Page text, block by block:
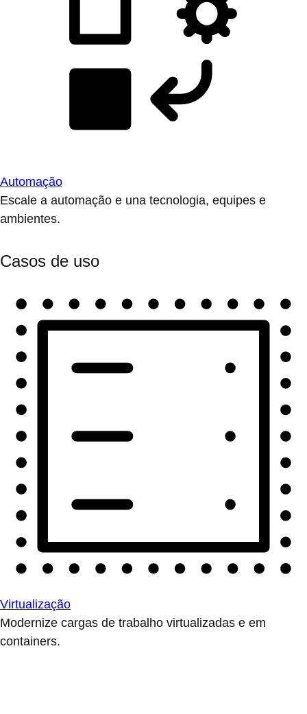
Automação
Escale a automação e una tecnologia, equipes e
ambientes.
Casos de uso
Virtualização
Modernize cargas de trabalho virtualizadas e em
containers.